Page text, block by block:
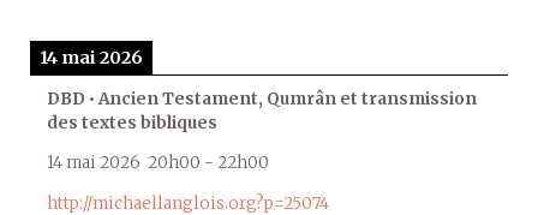
14 mai 2026
DBD • Ancien Testament, Qumrân et transmission
des textes bibliques
14 mai 2026 20h00 - 22h00
http://michaellanglois.org?p=25074